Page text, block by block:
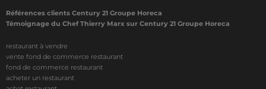
Références clients Century 21 Groupe Horeca
Témoignage du Chef Thierry Marx sur Century 21 Groupe Horeca
restaurant à vendre
vente fond de commerce restaurant
fond de commerce restaurant
acheter un restaurant